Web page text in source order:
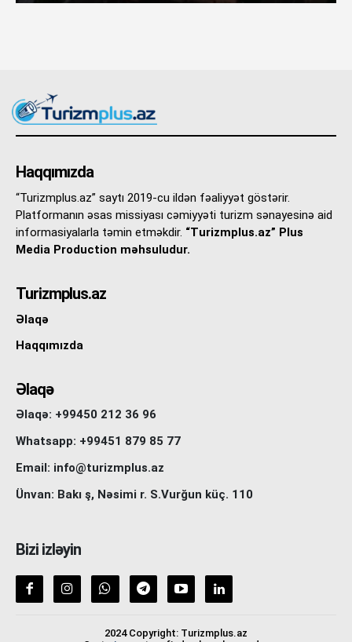
Haqqımızda
“Turizmplus.az” saytı 2019-cu ildən fəaliyyət göstərir.
Platformanın əsas missiyası cəmiyyəti turizm sənayesinə aid
informasiyalarla təmin etməkdir. “Turizmplus.az” Plus
Media Production məhsuludur.
Turizmplus.az
Əlaqə
Haqqımızda
Əlaqə
Əlaqə: +99450 212 36 96
Whatsapp: +99451 879 85 77
Email: info@turizmplus.az
Ünvan: Bakı ş, Nəsimi r. S.Vurğun küç. 110
Bizi izləyin
2024 Copyright: Turizmplus.az